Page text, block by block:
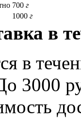
700 г
1000 г
в
в
3000